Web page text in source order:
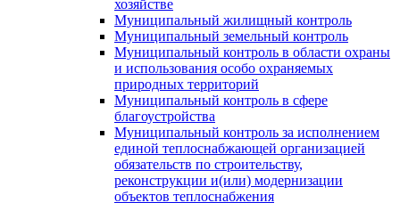
хозяйстве
Муниципальный жилищный контроль
Муниципальный земельный контроль
Муниципальный контроль в области охраны
и использования особо охраняемых
природных территорий
Муниципальный контроль в сфере
благоустройства
Муниципальный контроль за исполнением
единой теплоснабжающей организацией
обязательств по строительству,
реконструкции и(или) модернизации
объектов теплоснабжения